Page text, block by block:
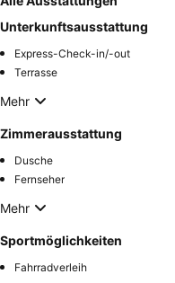
Unterkunftsausstattung
Express-Check-in/-out
Terrasse
Mehr
Zimmerausstattung
Dusche
Fernseher
Mehr
Sportmöglichkeiten
Fahrradverleih